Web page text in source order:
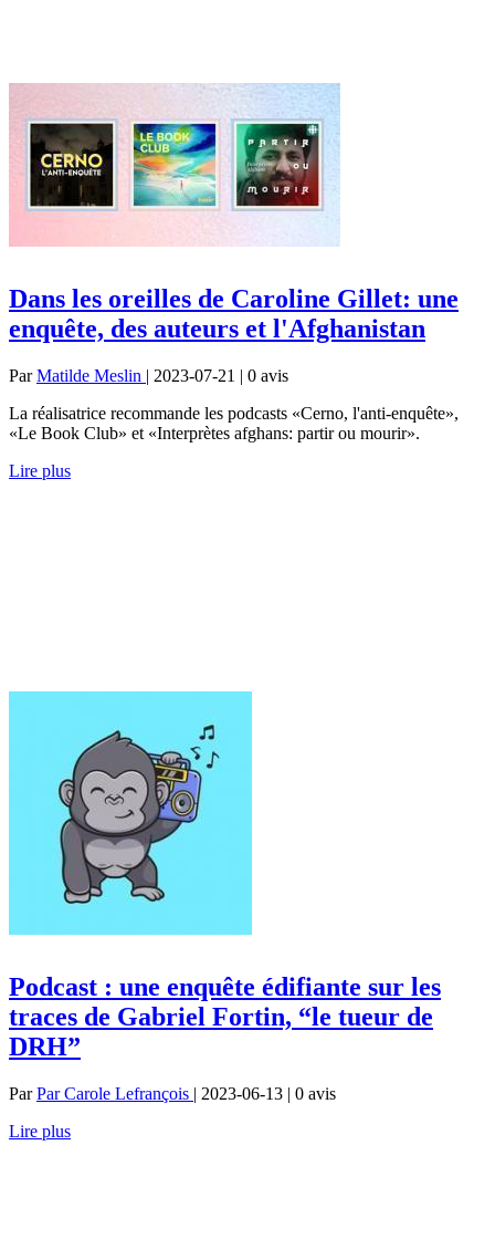
Dans les oreilles de Caroline Gillet: une
enquête, des auteurs et l'Afghanistan
ParMatilde Meslin | 2023-07-21 | 0 avis
La réalisatrice recommande les podcasts «Cerno, l'anti-enquête»,
«Le Book Club» et «Interprètes afghans: partir ou mourir».
Lire plus
Podcast : une enquête édifiante sur les
traces de Gabriel Fortin, “le tueur de
DRH”
ParPar Carole Lefrançois | 2023-06-13 | 0 avis
Lire plus